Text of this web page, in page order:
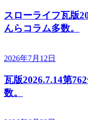
スローライフ瓦版
んらコラム多数。
2026年7月12日
瓦版2026.7.14第
数。